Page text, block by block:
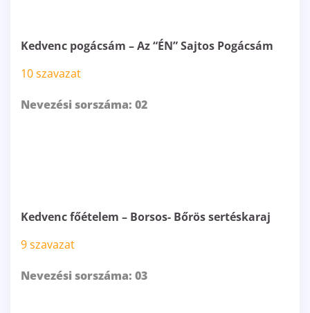
Kedvenc pogácsám – Az “ÉN” Sajtos Pogácsám
10 szavazat
Nevezési sorszáma: 02
Kedvenc főételem – Borsos- Bőrös sertéskaraj
9 szavazat
Nevezési sorszáma: 03